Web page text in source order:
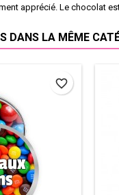
apprécié. Le chocolat
DANS LA MÊME
favorite_border